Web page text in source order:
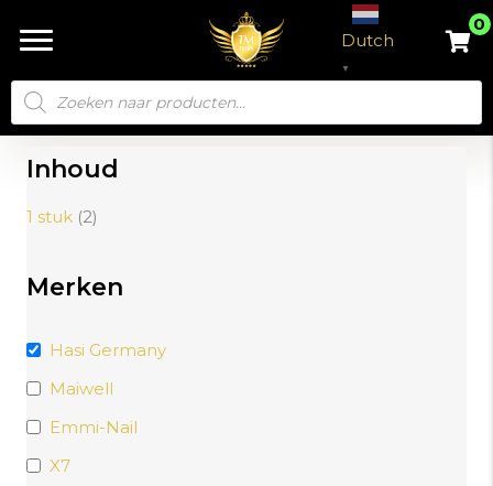
Dutch
▼
0
Producten
zoeken
Inhoud
1 stuk (2)
Merken
Hasi Germany
Maiwell
Emmi-Nail
X7